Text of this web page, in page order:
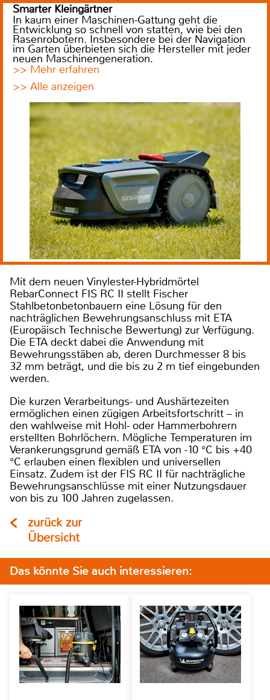
Smarter Kleingärtner
In kaum einer Maschinen-Gattung geht die
Entwicklung so schnell von statten, wie bei den
Rasenrobotern. Insbesondere bei der Navigation
im Garten überbieten sich die Hersteller mit jeder
neuen Maschinengeneration.
>> Mehr erfahren
>> Alle anzeigen
Mit dem neuen Vinylester-Hybridmörtel
RebarConnect FIS RC II stellt Fischer
Stahlbetonbetonbauern eine Lösung für den
nachträglichen Bewehrungsanschluss mit ETA
(Europäisch Technische Bewertung) zur Verfügung.
Die ETA deckt dabei die Anwendung mit
Bewehrungsstäben ab, deren Durchmesser 8 bis
32 mm beträgt, und die bis zu 2 m tief eingebunden
werden.
Die kurzen Verarbeitungs- und Aushärtezeiten
ermöglichen einen zügigen Arbeitsfortschritt – in
den wahlweise mit Hohl- oder Hammerbohrern
erstellten Bohrlöchern. Mögliche Temperaturen im
Verankerungsgrund gemäß ETA von -10 °C bis +40
°C erlauben einen flexiblen und universellen
Einsatz. Zudem ist der FIS RC II für nachträgliche
Bewehrungsanschlüsse mit einer Nutzungsdauer
von bis zu 100 Jahren zugelassen.
zurück zur
Übersicht
Das könnte Sie auch interessieren: